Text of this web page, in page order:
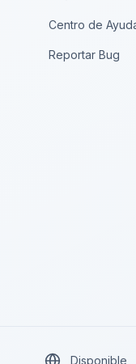
Centro de
Reportar Bug
Disponible